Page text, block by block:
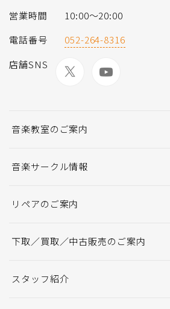
営業時間
10:00～20:00
電話番号
052-264-8316
店舗SNS
音楽教室のご案内
音楽サークル情報
リペアのご案内
下取／買取／中古販売のご案内
スタッフ紹介